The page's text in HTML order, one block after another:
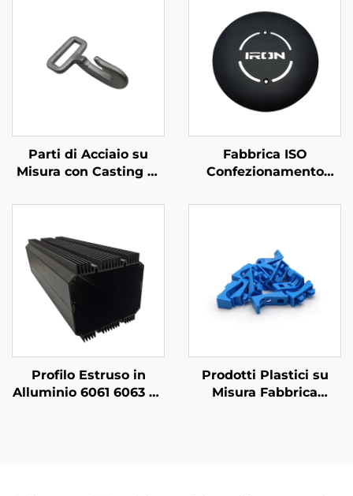
Parti di Acciaio su
Misura con Casting di
Fabbrica ISO
Confezionamento
Personalizzato Acciaio
Profilo Estruso in
Alluminio 6061 6063 T5
Prodotti Plastici su
Misura Fabbrica